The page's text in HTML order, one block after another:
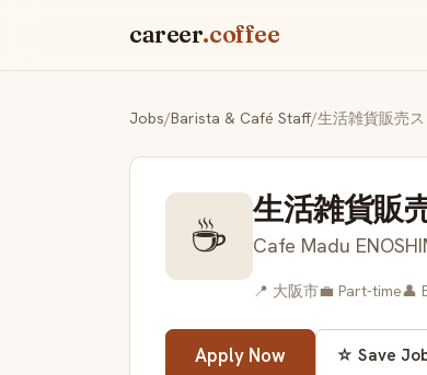
career.coffee
Jobs/Barista & Café Staff/生活雑貨販売
☕ 生活雑貨販
Cafe Madu
📍 大阪市💼 Part-time👤
Apply Now ☆ Save